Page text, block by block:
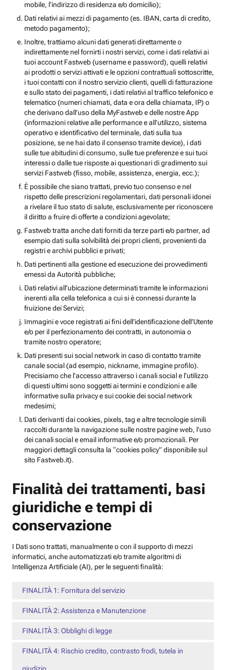
mobile, l’indirizzo di residenza e/o domicilio);
Dati relativi ai mezzi di pagamento (es. IBAN, carta di credito,
metodo pagamento);
Inoltre, trattiamo alcuni dati generati direttamente o
indirettamente nel fornirti i nostri servizi, come i dati relativi ai
tuoi account Fastweb (username e password), quelli relativi
ai prodotti o servizi attivati e le opzioni contrattuali sottoscritte,
i tuoi contatti con il nostro servizio clienti, quelli di fatturazione
e sullo stato dei pagamenti, i dati relativi al traffico telefonico e
telematico (numeri chiamati, data e ora della chiamata, IP) o
che derivano dall’uso della MyFastweb e delle nostre App
(informazioni relative alle performance e all’utilizzo, sistema
operativo e identificativo del terminale, dati sulla tua
posizione, se ne hai dato il consenso tramite device), i dati
sulle tue abitudini di consumo, sulle tue preferenze e sui tuoi
interessi o dalle tue risposte ai questionari di gradimento sui
servizi Fastweb (fisso, mobile, assistenza, energia, ecc.);
È possibile che siano trattati, previo tuo consenso e nel
rispetto delle prescrizioni regolamentari, dati personali idonei
a rivelare il tuo stato di salute, esclusivamente per riconoscere
il diritto a fruire di offerte a condizioni agevolate;
Fastweb tratta anche dati forniti da terze parti e/o partner, ad
esempio dati sulla solvibilità dei propri clienti, provenienti da
registri e archivi pubblici e privati;
Dati pertinenti alla gestione ed esecuzione dei provvedimenti
emessi da Autorità pubbliche;
Dati relativi all’ubicazione determinati tramite le informazioni
inerenti alla cella telefonica a cui si è connessi durante la
fruizione dei Servizi;
Immagini e voce registrati ai fini dell’identificazione dell’Utente
e/o per il perfezionamento dei contratti, in autonomia o
tramite nostro operatore;
Dati presenti sui social network in caso di contatto tramite
canale social (ad esempio, nickname, immagine profilo).
Precisiamo che l’accesso attraverso i canali social e l’utilizzo
di questi ultimi sono soggetti ai termini e condizioni e alle
informative sulla privacy e sui cookie dei social network
medesimi;
Dati derivanti dai cookies, pixels, tag e altre tecnologie simili
raccolti durante la navigazione sulle nostre pagine web, l’uso
dei canali social e email informative e/o promozionali. Per
maggiori dettagli consulta la “cookies policy” disponibile sul
sito Fastweb.it).
Finalità dei trattamenti, basi
giuridiche e tempi di
conservazione
I Dati sono trattati, manualmente o con il supporto di mezzi
informatici, anche automatizzati e/o tramite algoritmi di
Intelligenza Artificiale (AI), per le seguenti finalità:
FINALITÀ 1: Fornitura del servizio
FINALITÀ 2: Assistenza e Manutenzione
FINALITÀ 3: Obblighi di legge
FINALITÀ 4: Rischio credito, contrasto frodi, tutela in